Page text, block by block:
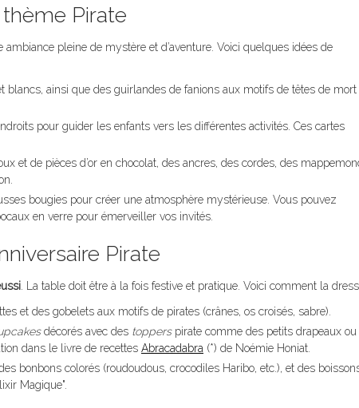
thème Pirate
ambiance pleine de mystère et d’aventure. Voici quelques idées de
blancs, ainsi que des guirlandes de fanions aux motifs de têtes de mort
pour guider les enfants vers les différentes activités. Ces cartes
et de pièces d’or en chocolat, des ancres, des cordes, des
bougies pour créer une atmosphère mystérieuse. Vous pouvez
en verre pour émerveiller vos invités.
Pirate
. La table doit être à la fois festive et pratique. Voici comment la
et des gobelets aux motifs de pirates (crânes, os croisés, sabre).
décorés avec des topperspirate comme des petits drapeaux ou
dans le livre de recettes Abracadabra (*) de Noémie Honiat.
bonbons colorés (roudoudous, crocodiles Haribo, etc.), et des
Magique".